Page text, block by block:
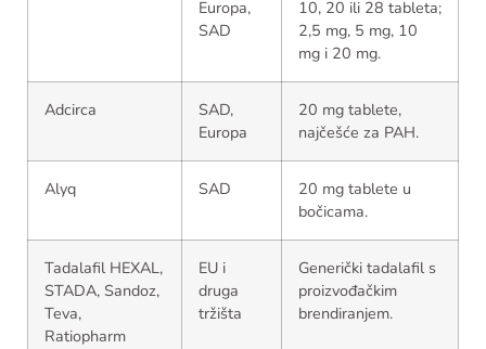
Europa,
SAD
10, 20 ili 28 tableta;
2,5 mg, 5 mg, 10
mg i 20 mg.
Adcirca
SAD,
Europa
20 mg tablete,
najčešće za PAH.
Alyq SAD
20 mg tablete u
bočicama.
Tadalafil HEXAL,
STADA, Sandoz,
Teva,
Ratiopharm
EU i
druga
tržišta
Generički tadalafil s
proizvođačkim
brendiranjem.